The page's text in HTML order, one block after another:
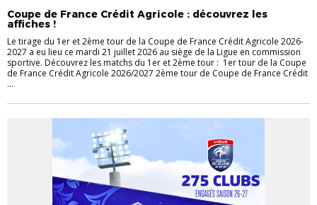
Coupe de France Crédit Agricole : découvrez les
affiches !
Le tirage du 1er et 2ème tour de la Coupe de France Crédit Agricole 2026-
2027 a eu lieu ce mardi 21 juillet 2026 au siège de la Ligue en commission
sportive. Découvrez les matchs du 1er et 2ème tour : 1er tour de la Coupe
de France Crédit Agricole 2026/2027 2ème tour de Coupe de France Crédit
...